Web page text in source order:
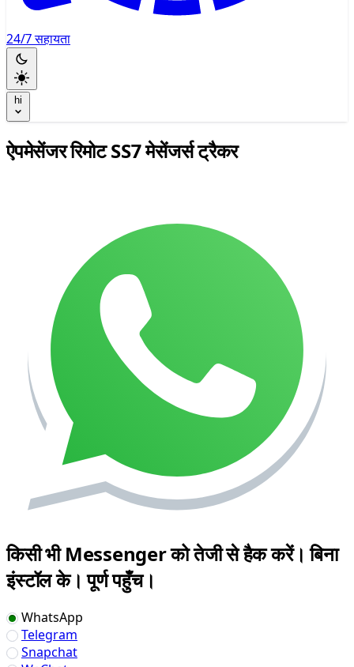
24/7 सहायता
hi
ऐपमेसेंजर रिमोट SS7 मेसेंजर्स ट्रैकर
किसी भी Messenger को तेजी से हैक करें। बिना
इंस्टॉल के। पूर्ण पहुँच।
WhatsApp
Telegram
Snapchat